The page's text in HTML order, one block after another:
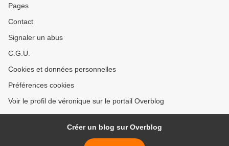
Pages
Contact
Signaler un abus
C.G.U.
Cookies et données personnelles
Préférences cookies
Voir le profil de véronique sur le portail Overblog
Créer un blog sur Overblog